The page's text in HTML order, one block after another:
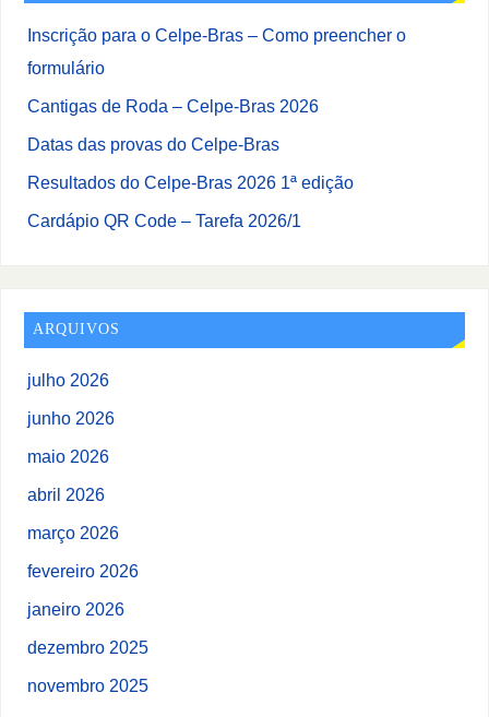
Inscrição para o Celpe-Bras – Como preencher o
formulário
Cantigas de Roda – Celpe-Bras 2026
Datas das provas do Celpe-Bras
Resultados do Celpe-Bras 2026 1ª edição
Cardápio QR Code – Tarefa 2026/1
ARQUIVOS
julho 2026
junho 2026
maio 2026
abril 2026
março 2026
fevereiro 2026
janeiro 2026
dezembro 2025
novembro 2025